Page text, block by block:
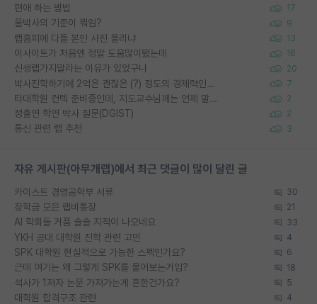
편애 하는 방법 17
물박사의 기준이 뭐임? 9
랩홈피에 다들 본인 사진 올리냐 13
이사이트가 처음엔 정말 도움많이됐는데 16
신생랩가지말라는 이유가 있었구나 20
박사진학하기에 2억은 괜찮은 (?) 정도의 경제력인가요 7
타대학원 컨텍 준비중인데, 지도교수님께는 언제 말씀드려야 할까요? 2
정출연 학연 박사 질문(DGIST) 2
통신 관련 랩 추천 3
자유 게시판(아무개랩)에서 최근 댓글이 많이 달린 글
카이스트 경영공학부 서류 30
장학금 모은 랩비통장 21
AI 학회들 거품 슬슬 지적이 나오네요 33
YKH 공대 대학원 진학 관련 고민 4
SPK 대학원 현실적으로 가능한 스펙인가요? 6
근데 여기는 왜 그렇게 SPK를 물어보는거임? 18
석사가 1저자 논문 가져가는게 흔한건가요? 5
대학원 합격구조 관련 4